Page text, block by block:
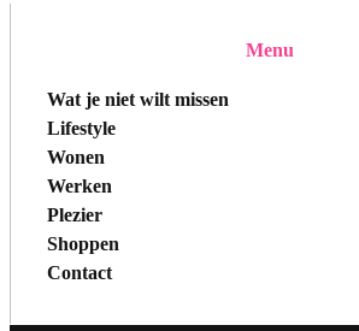
Menu
Wat je niet wilt missen
Lifestyle
Wonen
Werken
Plezier
Shoppen
Contact